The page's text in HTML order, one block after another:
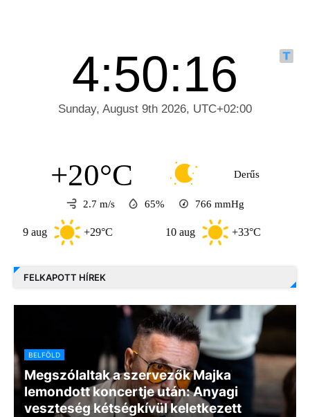
+20°C Derűs
2.7 m/s 65% 766 mmHg
+29°C +33°C
FELKAPOTT HÍREK
BELFÖLD
Megszólaltak a szervezők Majka
lemondott koncertje után: Anyagi
veszteség kétségkívül keletkezett